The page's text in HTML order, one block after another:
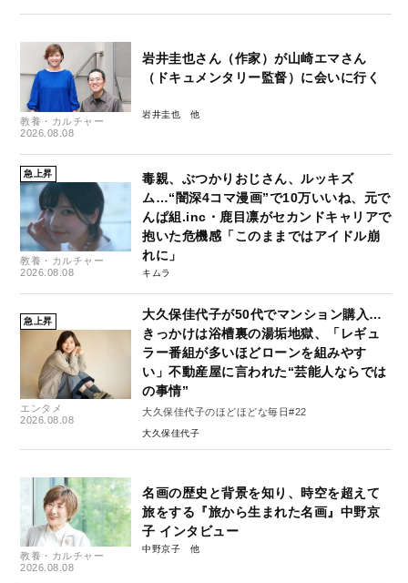
教養・カルチャー
2026.08.08
岩井圭也さん（作家）が山崎エマさん
（ドキュメンタリー監督）に会いに行く
岩井圭也
急上昇
教養・カルチャー
2026.08.08
毒親、ぶつかりおじさん、ルッキズ
ム…“闇深4コマ漫画”で10万いいね、元で
んぱ組.inc・鹿目凛がセカンドキャリアで
抱いた危機感「このままではアイドル崩
れに」
キムラ
急上昇
エンタメ
2026.08.08
大久保佳代子が50代でマンション購入…
きっかけは浴槽裏の湯垢地獄、「レギュ
ラー番組が多いほどローンを組みやす
い」不動産屋に言われた“芸能人ならでは
の事情”
大久保佳代子のほどほどな毎日#22
大久保佳代子
教養・カルチャー
2026.08.08
名画の歴史と背景を知り、時空を超えて
旅をする『旅から生まれた名画』中野京
子 インタビュー
中野京子